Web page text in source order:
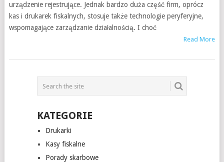
urządzenie rejestrujące. Jednak bardzo duża część firm, oprócz
kas i drukarek fiskalnych, stosuje także technologie peryferyjne,
wspomagające zarządzanie działalnością. I choć
Read More
KATEGORIE
Drukarki
Kasy fiskalne
Porady skarbowe